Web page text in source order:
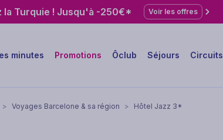
la Turquie ! Jusqu'à -250€* Voir les offres
minutes Promotions Ôclub Séjours Circuits
> Voyages Barcelone & sa région > Hôtel Jazz 3*